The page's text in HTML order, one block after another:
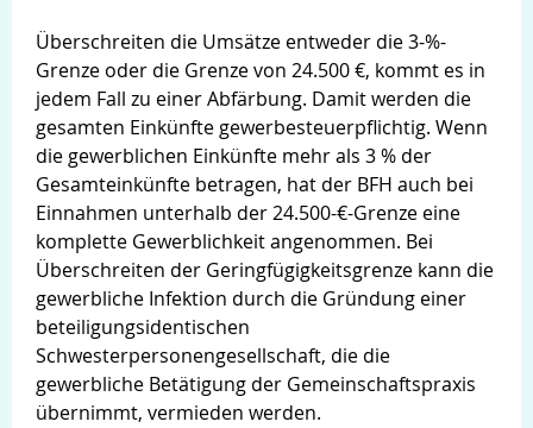
Überschreiten die Umsätze entweder die 3-%-
Grenze oder die Grenze von 24.500 €, kommt es in
jedem Fall zu einer Abfärbung. Damit werden die
gesamten Einkünfte gewerbesteuerpflichtig. Wenn
die gewerblichen Einkünfte mehr als 3 % der
Gesamteinkünfte betragen, hat der BFH auch bei
Einnahmen unterhalb der 24.500-€-Grenze eine
komplette Gewerblichkeit angenommen. Bei
Überschreiten der Geringfügigkeitsgrenze kann die
gewerbliche Infektion durch die Gründung einer
beteiligungsidentischen
Schwesterpersonengesellschaft, die die
gewerbliche Betätigung der Gemeinschaftspraxis
übernimmt, vermieden werden.